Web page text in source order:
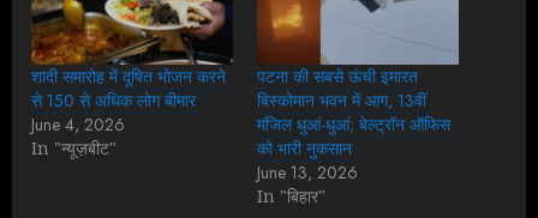
शादी समारोह में दूषित भोजन करने
से 150 से अधिक लोग बीमार
June 4, 2026
In "न्यूज़बीट"
पटना की सबसे ऊंची इमारत
बिस्कोमान भवन में आग, 13वीं
मंजिल धुआं-धुआं; बेल्ट्रॉन ऑफिस
को भारी नुकसान
June 13, 2026
In "बिहार"